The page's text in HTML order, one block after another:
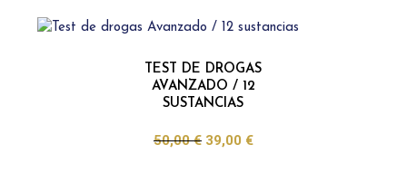
TEST DE DROGAS
AVANZADO / 12
SUSTANCIAS
50,00€ 39,00 €